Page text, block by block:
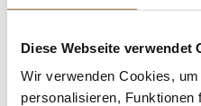
Diese Webseite verwendet
Wir verwenden Cookies,
personalisieren, Funktionen